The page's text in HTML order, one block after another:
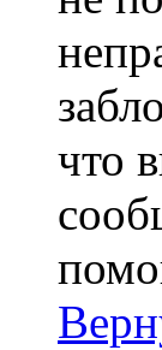
что